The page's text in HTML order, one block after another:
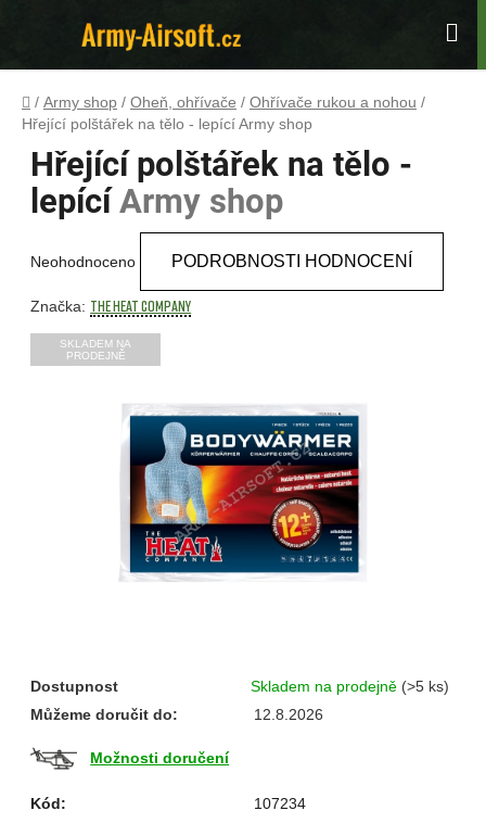
Domů
/ Army shop / Oheň, ohřívače / Ohřívače rukou a nohou /
Hřející polštářek na tělo - lepícíArmy shop
Dostupnost Skladem na prodejně (>5 ks)
Můžeme doručit do:
12.8.2026
Možnosti doručení
Kód: 107234
Hřející polštářek na tělo -
lepícíArmy shop
produktu
je
0,0
Neohodnoceno PODROBNOSTI HODNOCENÍ
Značka: THE HEAT company
SKLADEM NA
PRODEJNĚ